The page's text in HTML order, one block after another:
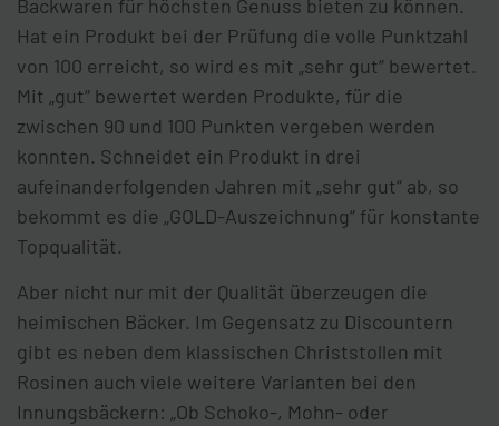
Backwaren für höchsten Genuss bieten zu können.
Hat ein Produkt bei der Prüfung die volle Punktzahl
von 100 erreicht, so wird es mit „sehr gut“ bewertet.
Mit „gut“ bewertet werden Produkte, für die
zwischen 90 und 100 Punkten vergeben werden
konnten. Schneidet ein Produkt in drei
aufeinanderfolgenden Jahren mit „sehr gut“ ab, so
bekommt es die „GOLD-Auszeichnung“ für konstante
Topqualität.
Aber nicht nur mit der Qualität überzeugen die
heimischen Bäcker. Im Gegensatz zu Discountern
gibt es neben dem klassischen Christstollen mit
Rosinen auch viele weitere Varianten bei den
Innungsbäckern: „Ob Schoko-, Mohn- oder